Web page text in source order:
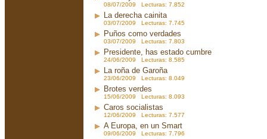
08/07/2009 Lecturas: 7.852
La derecha cainita
03/07/2009 Lecturas: 7.745
Puños como verdades
03/07/2009 Lecturas: 7.803
Presidente, has estado cumbre
24/06/2009 Lecturas: 8.585
La roña de Garoña
23/06/2009 Lecturas: 8.049
Brotes verdes
15/06/2009 Lecturas: 8.093
Caros socialistas
12/06/2009 Lecturas: 7.577
A Europa, en un Smart
09/06/2009 Lecturas: 7.796